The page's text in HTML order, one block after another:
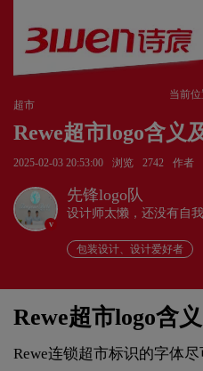
当前位
超市
Rewe超市logo含义
2025-02-03 20:53:00 浏览 2742 作者
v
先锋logo队
设计师太懒，还没有自
包装设计、设计爱好者
Rewe超市logo含义
Rewe连锁超市标识的字体